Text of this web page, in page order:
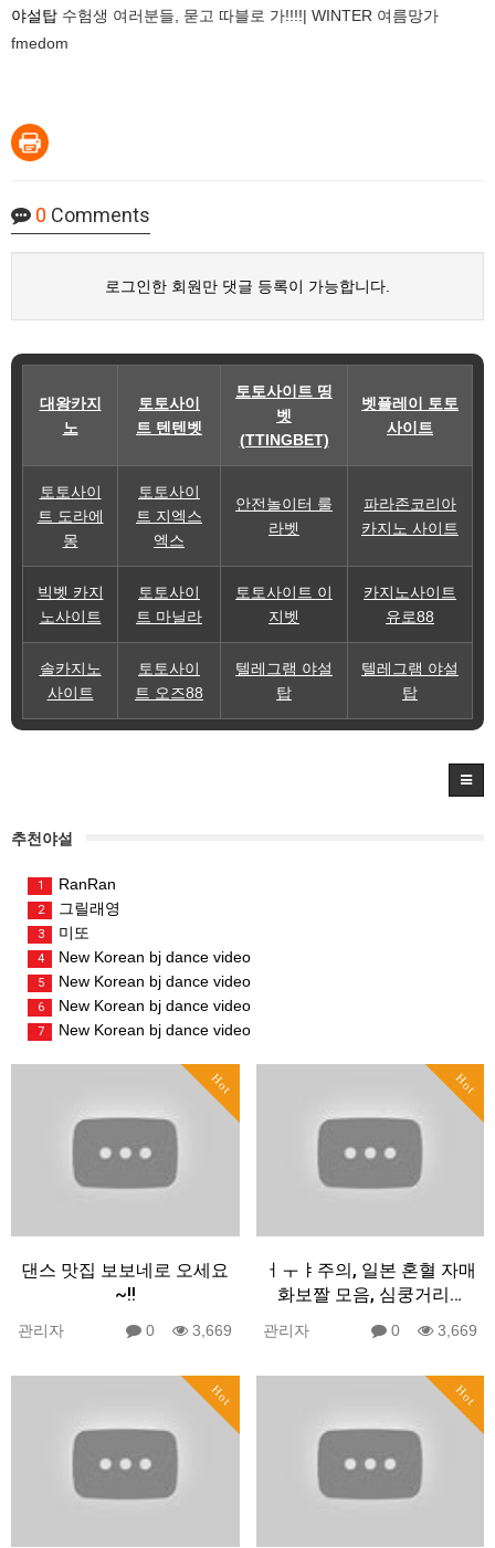
야설탑 수험생 여러분들, 묻고 따블로 가!!!!| WINTER 여름망가
fmedom
0 Comments
로그인한 회원만 댓글 등록이 가능합니다.
대왕카지
노
토토사이
트 텐텐벳
토토사이트 띵
벳
(TTINGBET)
벳플레이 토토
사이트
토토사이
트 도라에
몽
토토사이
트 지엑스
엑스
안전놀이터 룰
라벳
파라존코리아
카지노 사이트
빅벳 카지
노사이트
토토사이
트 마닐라
토토사이트 이
지벳
카지노사이트
유로88
솔카지노
사이트
토토사이
트 오즈88
텔레그램 야설
탑
텔레그램 야설
탑
추천야설
1 RanRan
2 그릴래영
3 미또
4 New Korean bj dance video
5 New Korean bj dance video
6 New Korean bj dance video
7 New Korean bj dance video
Hot
댄스 맛집 보보네로 오세요
~!!
관리자 0 3,669
Hot
ㅓㅜㅑ주의, 일본 혼혈 자매
화보짤 모음, 심쿵거리…
관리자 0 3,669
Hot Hot